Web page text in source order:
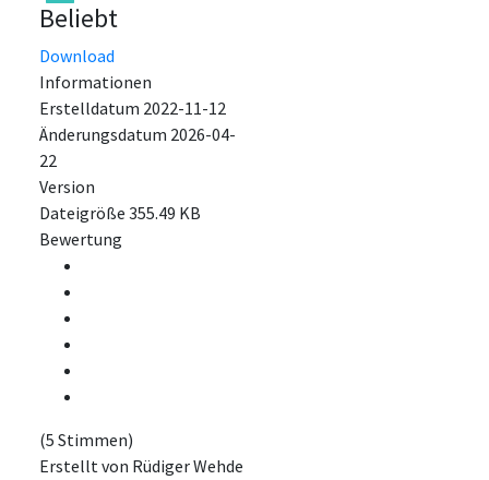
Beliebt
Download
Informationen
Erstelldatum 2022-11-12
Änderungsdatum 2026-04-
22
Version
Dateigröße 355.49 KB
Bewertung
(5 Stimmen)
Erstellt von Rüdiger Wehde